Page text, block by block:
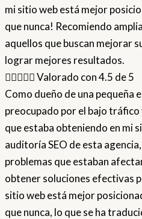
mi sitio web está mejor
que nunca! Recomiendo
aquellos que buscan mejorar
lograr mejores resultados.
Valorado con 4.5 de 5
Como dueño de una pequeña
preocupado por el bajo tráfico
que estaba obteniendo en mi
auditoría SEO de esta
problemas que estaban
obtener soluciones efectivas
sitio web está mejor
que nunca, lo que se ha